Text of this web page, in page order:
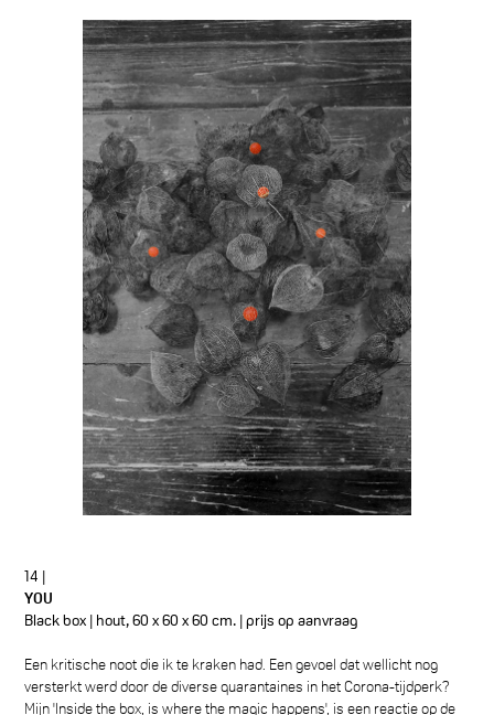
14 |
YOU
Black box | hout, 60 x 60 x 60 cm. | prijs op aanvraag
Een kritische noot die ik te kraken had. Een gevoel dat wellicht nog
versterkt werd door de diverse quarantaines in het Corona-tijdperk?
Mijn 'Inside the box, is where the magic happens', is een reactie op de